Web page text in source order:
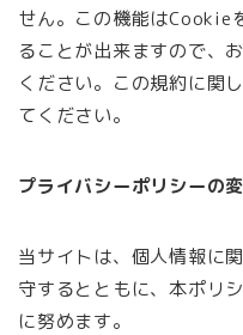
せん。この機能はCookie
ることが出来ますので、
ください。この規約に関
てください。
プライバシーポリシーの
当サイトは、個人情報に
守するとともに、本ポリ
に努めます。